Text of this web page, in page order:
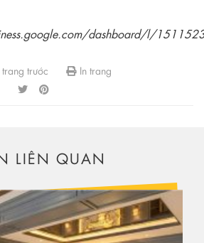
dashboard/l/
trước In trang
LIÊN QUAN